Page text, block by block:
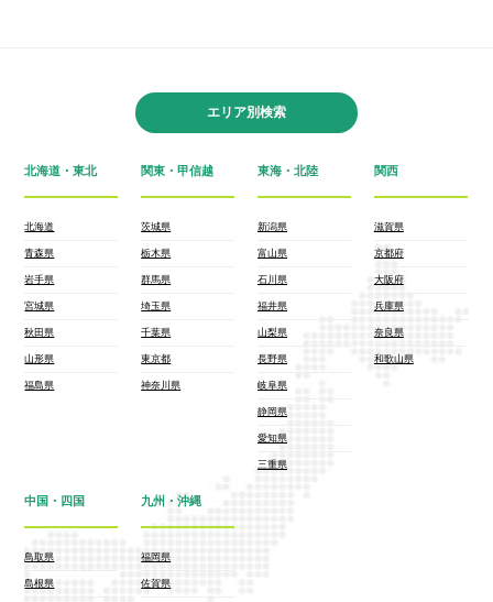
エリア別検索
北海道・東北
北海道
青森県
岩手県
宮城県
秋田県
山形県
福島県
関東・甲信越
茨城県
栃木県
群馬県
埼玉県
千葉県
東京都
神奈川県
東海・北陸
新潟県
富山県
石川県
福井県
山梨県
長野県
岐阜県
静岡県
愛知県
三重県
関西
滋賀県
京都府
大阪府
兵庫県
奈良県
和歌山県
中国・四国
鳥取県
島根県
九州・沖縄
福岡県
佐賀県